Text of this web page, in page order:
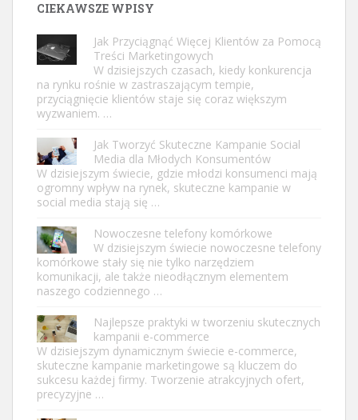
CIEKAWSZE WPISY
Jak Przyciągnąć Więcej Klientów za Pomocą
Treści Marketingowych
W dzisiejszych czasach, kiedy konkurencja
na rynku rośnie w zastraszającym tempie,
przyciągnięcie klientów staje się coraz większym
wyzwaniem. …
Jak Tworzyć Skuteczne Kampanie Social
Media dla Młodych Konsumentów
W dzisiejszym świecie, gdzie młodzi konsumenci mają
ogromny wpływ na rynek, skuteczne kampanie w
social media stają się …
Nowoczesne telefony komórkowe
W dzisiejszym świecie nowoczesne telefony
komórkowe stały się nie tylko narzędziem
komunikacji, ale także nieodłącznym elementem
naszego codziennego …
Najlepsze praktyki w tworzeniu skutecznych
kampanii e-commerce
W dzisiejszym dynamicznym świecie e-commerce,
skuteczne kampanie marketingowe są kluczem do
sukcesu każdej firmy. Tworzenie atrakcyjnych ofert,
precyzyjne …